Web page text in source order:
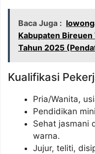
Baca Juga :
Kabupaten
Tahun 2025
Kualifikasi
Pria/Wanita,
Pendidikan
Sehat jasmani
warna.
Jujur, teliti,